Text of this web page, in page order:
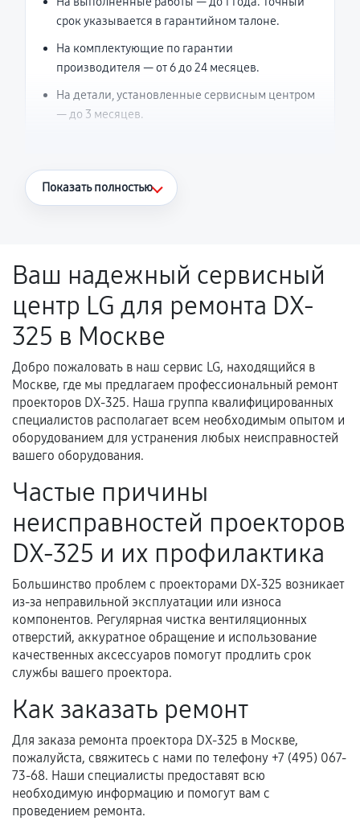
срок указывается в гарантийном талоне.
На комплектующие по гарантии
производителя — от 6 до 24 месяцев.
На детали, установленные сервисным центром
— до 3 месяцев.
Что считается гарантийным случаем
Поломка установленной детали при
нормальной эксплуатации в течение
гарантийного срока.
Несоответствие комплектующей заявленным
техническим характеристикам.
Документы для подтверждения
гарантии
Акт выполненных работ с датой, перечнем
услуг и сроком гарантии.
Документы на установленные комплектующие
и кассовый чек.
Расширенная гарантия
В некоторых случаях возможно оформление
условия продления согласовываются отдельно и
фиксируются в документах.
Когда гарантия не действует
Показать полностью
Ваш надежный сервисный
центр LG для ремонта DX-
325 в Москве
Добро пожаловать в наш сервис LG, находящийся в
Москве, где мы предлагаем профессиональный ремонт
проекторов DX-325. Наша группа квалифицированных
специалистов располагает всем необходимым опытом и
оборудованием для устранения любых неисправностей
вашего оборудования.
Частые причины
неисправностей проекторов
DX-325 и их профилактика
Большинство проблем с проекторами DX-325 возникает
из-за неправильной эксплуатации или износа
компонентов. Регулярная чистка вентиляционных
отверстий, аккуратное обращение и использование
качественных аксессуаров помогут продлить срок
службы вашего проектора.
Как заказать ремонт
Для заказа ремонта проектора DX-325 в Москве,
пожалуйста, свяжитесь с нами по телефону +7 (495) 067-
73-68. Наши специалисты предоставят всю
необходимую информацию и помогут вам с
проведением ремонта.